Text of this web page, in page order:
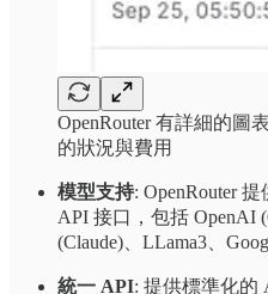
OpenRouter 有詳細的圖
的狀況與費用
模型支持: OpenRouter
API 接口，包括 OpenAI
(Claude)、LLama3、
統一 API: 提供標準化的